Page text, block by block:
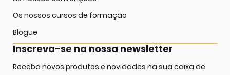
Os nossos cursos de formação
Blogue
Inscreva-se na nossa newsletter
Receba novos produtos e novidades na sua caixa de